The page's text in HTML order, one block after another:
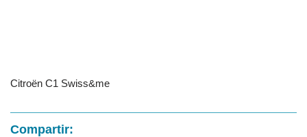
Citroën C1 Swiss&me
Compartir: